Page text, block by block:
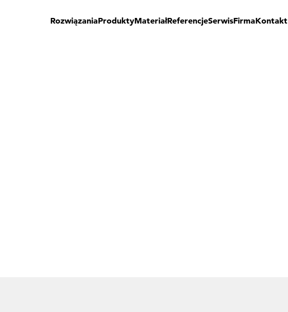
RozwiązaniaProduktyMateriałReferencjeSerwisFirmaKontakt